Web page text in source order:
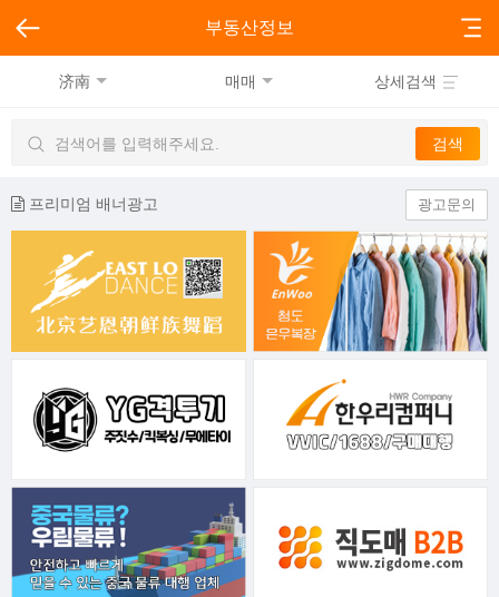
부동산정보
济南 매매 상세검색
프리미엄 배너광고 광고문의